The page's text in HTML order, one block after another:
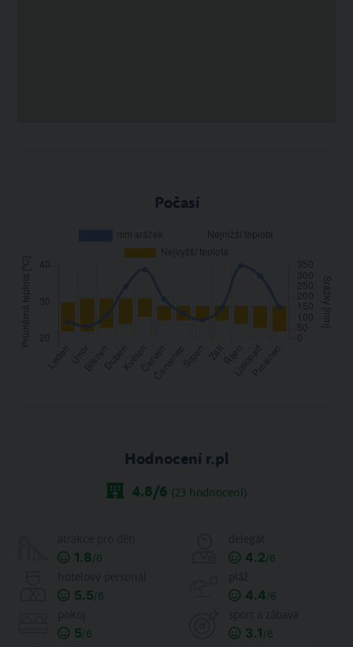
Počasí
Hodnocení r.pl
4.8/6 (23 hodnocení)
1.8/6 4.2/6
5.5/6 4.4/6
5/6 3.1 /6